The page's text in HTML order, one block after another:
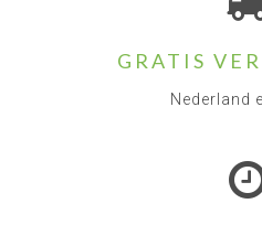
GRATIS
Nederland